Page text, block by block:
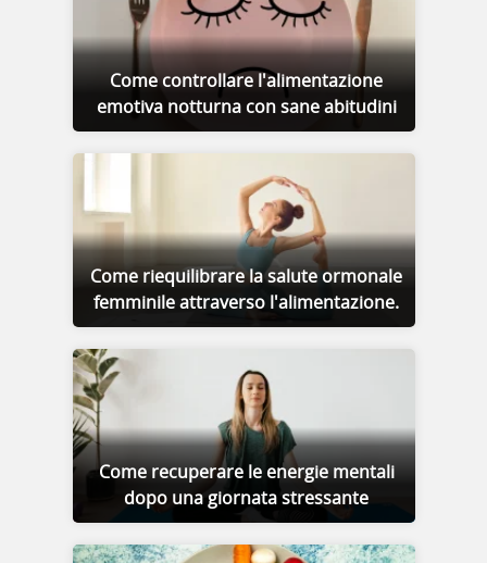
Come controllare l'alimentazione
emotiva notturna con sane abitudini
Come riequilibrare la salute ormonale
femminile attraverso l'alimentazione.
Come recuperare le energie mentali
dopo una giornata stressante